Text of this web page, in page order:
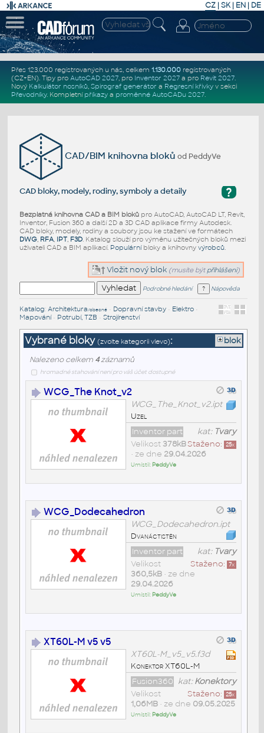
CZ | SK| EN | DE
Přes 123.000 registrovaných u nás, celkem 1.130.000registrovaných
(CZ+EN). Tipy pro AutoCAD 2027, pro Inventor 2027a pro Revit 2027.
Nový Kalkulátor nosníků, Spirograf generátor a Regresní křivkyv sekci
Převodníky. Kompletní příkazya proměnné AutoCADu 2027.
CAD/BIM knihovna blokůod PeddyVe
?
CAD bloky, modely, rodiny, symboly a detaily
Bezplatná knihovna CAD a BIM blokůpro AutoCAD, AutoCAD LT, Revit,
Inventor, Fusion 360 a další 2D a 3D CAD aplikace firmy Autodesk.
CAD bloky, modely, rodiny a soubory jsou ke stažení ve formátech
DWG, RFA, IPT, F3D. Katalog slouží pro výměnu užitečných bloků mezi
uživateli CAD a BIM aplikací. Populárníbloky a knihovny výrobců.
Vložit nový blok (musíte být přihlášeni)
Podrobné hledání Nápověda
Katalog: Architektura/obecné• Dopravní stavby• Elektro•
Mapování• Potrubí, TZB • Strojírenství
Vybrané bloky (zvolte kategorii vlevo): blok
Nalezeno celkem 4záznamů
hromadné stahování není pro váš účet dostupné
WCG_The Knot_v2
WCG_The_Knot_v2.ipt
Uzel
kat: Tvary
Inventor part
Staženo: 25x
Velikost378kB
• ze dne 29.04.2026
Umístil: PeddyVe
WCG_Dodecahedron
WCG_Dodecahedron.ipt
Dvanáctistěn
kat: Tvary
Inventor part
Staženo: 7x
Velikost
360,5kB• ze dne
29.04.2026
Umístil: PeddyVe
XT60L-M v5 v5
XT60L-M_v5_v5.f3d
Konektor XT60L-M
kat:Konektory
Fusion360
Staženo: 25x
Velikost
1,06MB• ze dne 09.05.2025
Umístil: PeddyVe